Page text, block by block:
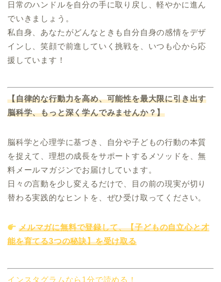
日常のハンドルを自分の手に取り戻し、軽やかに進ん
でいきましょう。
私自身、あなたがどんなときも自分自身の感情をデザ
インし、笑顔で前進していく挑戦を、いつも心から応
援しています！
【自律的な行動力を高め、可能性を最大限に引き出す
脳科学、もっと深く学んでみませんか？】
脳科学と心理学に基づき、自分や子どもの行動の本質
を捉えて、理想の成長をサポートするメソッドを、無
料メールマガジンでお届けしています。
日々の言動を少し変えるだけで、目の前の現実が切り
替わる実践的なヒントを、ぜひ受け取ってください。
メルマガに無料で登録して、【子どもの自立心と才
能を育てる3つの秘訣】を受け取る
インスタグラムなら1分で読める！